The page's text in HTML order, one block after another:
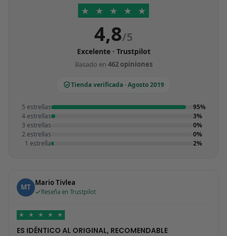
★ ★ ★ ★ ★
4,8/5
Excelente · Trustpilot
Basado en 462 opiniones
Tienda verificada · Agosto 2019
5 estrellas
95%
4 estrellas
3%
3 estrellas
0%
2 estrellas
0%
1 estrella
2%
MT Mario Tivlea
Reseña en Trustpilot
★ ★ ★ ★ ★
ES IDÉNTICO AL ORIGINAL, RECOMENDABLE